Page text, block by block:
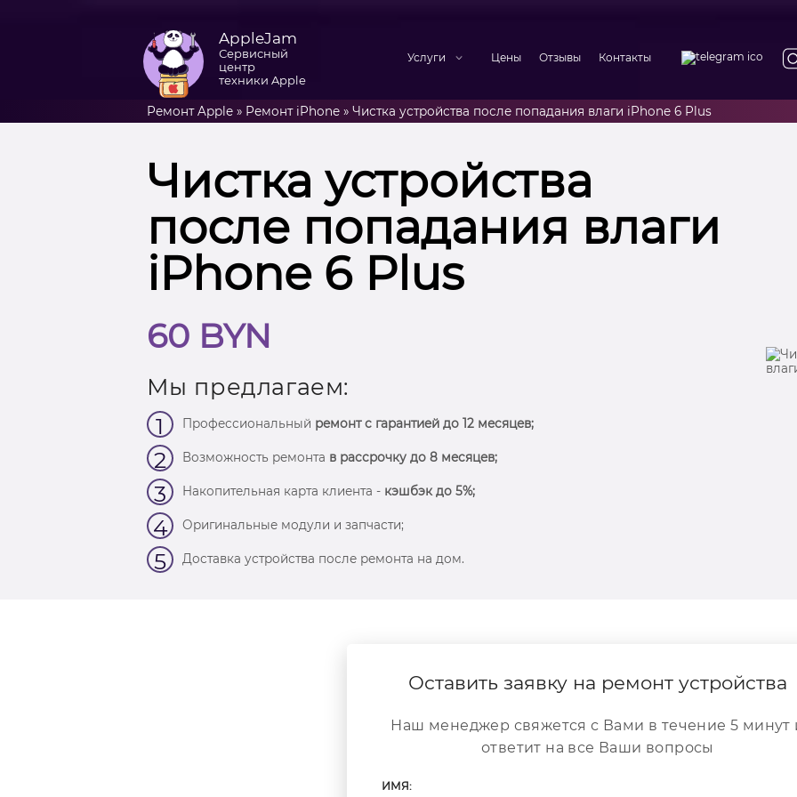
AppleJam
Сервисный
центр
техники Apple
Услуги Цены Отзывы Контакты
Ремонт Apple» Ремонт iPhone» Чистка устройства после попадания влаги iPhone 6 Plus
Чистка устройства
после попадания влаги
iPhone 6 Plus
60 BYN
Мы предлагаем:
1 Профессиональный ремонт с гарантией до 12 месяцев;
2 Возможность ремонта в рассрочку до 8 месяцев;
3 Накопительная карта клиента - кэшбэк до 5%;
4 Оригинальные модули и запчасти;
5 Доставка устройства после ремонта на дом.
Оставить заявку на ремонт устройства
Наш менеджер свяжется с Вами в течение 5 минут
ответит на все Ваши вопросы
ИМЯ: